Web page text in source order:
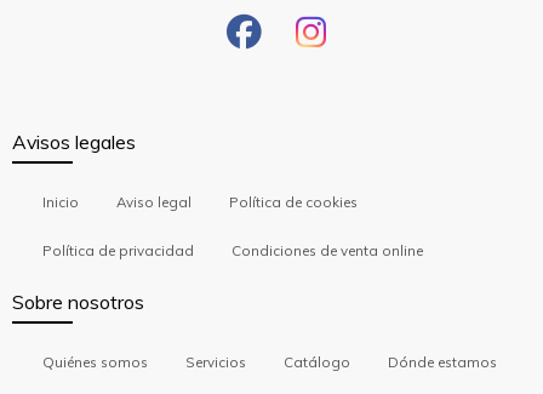
Avisos legales
Inicio Aviso legal Política de cookies
Política de privacidad Condiciones de venta online
Sobre nosotros
Quiénes somos Servicios Catálogo Dónde estamos